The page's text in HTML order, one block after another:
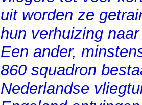
uit worden ze
hun verhuizing
Een ander,
860 squadron
Nederlandse